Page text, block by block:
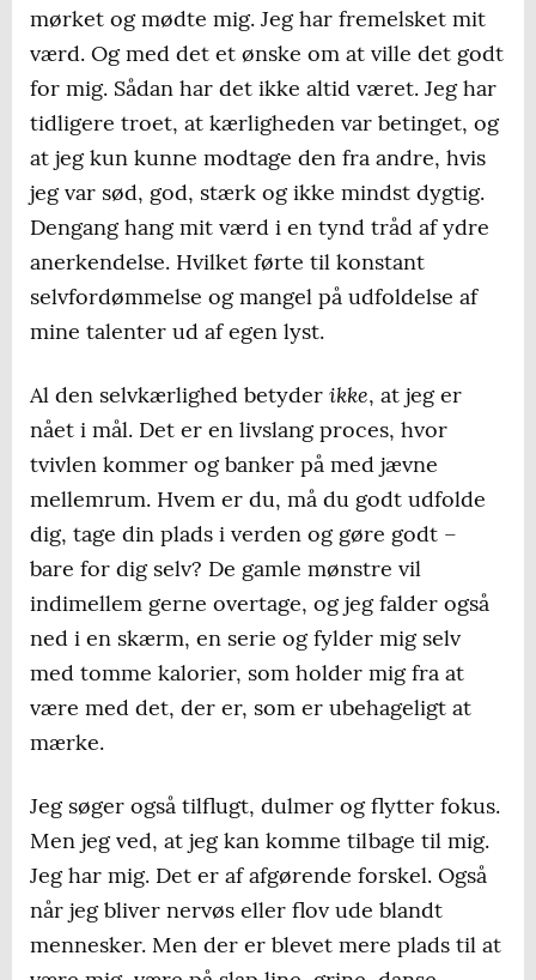
mørket og mødte mig. Jeg har fremelsket mit
værd. Og med det et ønske om at ville det godt
for mig. Sådan har det ikke altid været. Jeg har
tidligere troet, at kærligheden var betinget, og
at jeg kun kunne modtage den fra andre, hvis
jeg var sød, god, stærk og ikke mindst dygtig.
Dengang hang mit værd i en tynd tråd af ydre
anerkendelse. Hvilket førte til konstant
selvfordømmelse og mangel på udfoldelse af
mine talenter ud af egen lyst.
Al den selvkærlighed betyder ikke, at jeg er
nået i mål. Det er en livslang proces, hvor
tvivlen kommer og banker på med jævne
mellemrum. Hvem er du, må du godt udfolde
dig, tage din plads i verden og gøre godt –
bare for dig selv? De gamle mønstre vil
indimellem gerne overtage, og jeg falder også
ned i en skærm, en serie og fylder mig selv
med tomme kalorier, som holder mig fra at
være med det, der er, som er ubehageligt at
mærke.
Jeg søger også tilflugt, dulmer og flytter fokus.
Men jeg ved, at jeg kan komme tilbage til mig.
Jeg har mig. Det er af afgørende forskel. Også
når jeg bliver nervøs eller flov ude blandt
mennesker. Men der er blevet mere plads til at